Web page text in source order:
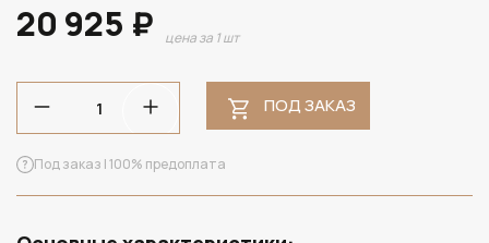
20 925 ₽ цена за 1 шт
ПОД ЗАКАЗ
Под заказ | 100% предоплата